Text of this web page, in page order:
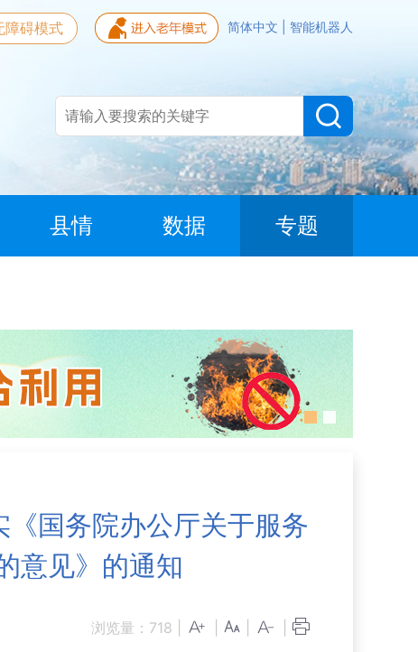
简体中文 智能机器人
障碍模式
县情 数据 专题
《国务院办公厅关于服务
意见》的通知
浏览量： 718